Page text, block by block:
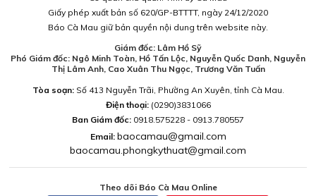
Giấy phép xuất bản số 620/GP-BTTTT, ngày 24/12/2020
Báo Cà Mau giữ bản quyền nội dung trên website này.
Giám đốc: Lâm Hồ Sỹ
Phó Giám đốc: Ngô Minh Toàn, Hồ Tấn Lộc, Nguyễn Quốc Danh, Nguyễn
Thị Lâm Anh, Cao Xuân Thu Ngọc, Trương Văn Tuấn
Tòa soạn:Số 413 Nguyễn Trãi, Phường An Xuyên, tỉnh Cà Mau.
Điện thoại: (0290)3831066
Ban Giám đốc: 0918.575228 - 0913.780557
Email: baocamau@gmail.com
baocamau.phongkythuat@gmail.com
Theo dõi Báo Cà Mau Online